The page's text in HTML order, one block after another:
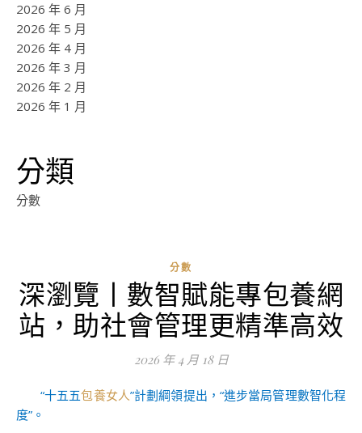
2026 年 6 月
2026 年 5 月
2026 年 4 月
2026 年 3 月
2026 年 2 月
2026 年 1 月
分類
分數
分數
深瀏覽丨數智賦能專包養網
站，助社會管理更精準高效
2026 年 4 月 18 日
“十五五包養女人”計劃綱領提出，“進步當局管理數智化程
度”。
0